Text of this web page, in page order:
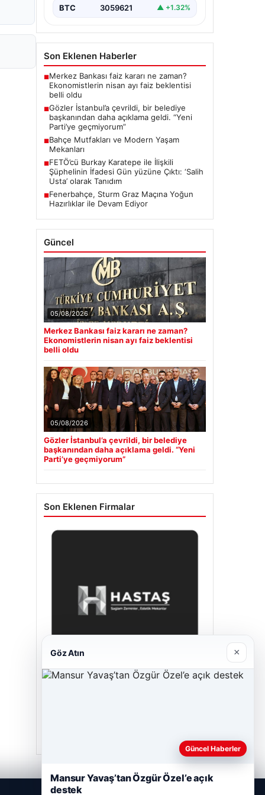
BTC 3059621 ▲ +1.32%
Son Eklenen Haberler
■Merkez Bankası faiz kararı ne zaman?
Ekonomistlerin nisan ayı faiz beklentisi
belli oldu
■Gözler İstanbul’a çevrildi, bir belediye
başkanından daha açıklama geldi. “Yeni
Parti’ye geçmiyorum”
■Bahçe Mutfakları ve Modern Yaşam
Mekanları
■FETÖ’cü Burkay Karatepe ile İlişkili
Şüphelinin İfadesi Gün yüzüne Çıktı: ‘Salih
Usta’ olarak Tanıdım
■Fenerbahçe, Sturm Graz Maçına Yoğun
Hazırlıklar ile Devam Ediyor
Güncel
05/08/2026
Merkez Bankası faiz kararı ne zaman?
Ekonomistlerin nisan ayı faiz beklentisi
belli oldu
05/08/2026
Gözler İstanbul’a çevrildi, bir belediye
başkanından daha açıklama geldi. “Yeni
Parti’ye geçmiyorum”
Son Eklenen Firmalar
Göz Atın ×
Güncel Haberler
Mansur Yavaş’tan Özgür Özel’e açık
destek